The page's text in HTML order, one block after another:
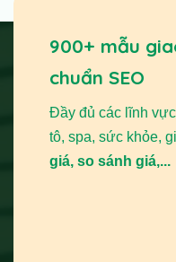
900+ mẫu
chuẩn SEO
Đầy đủ các lĩnh
tô, spa, sức khỏe,
giá, so sánh giá,...